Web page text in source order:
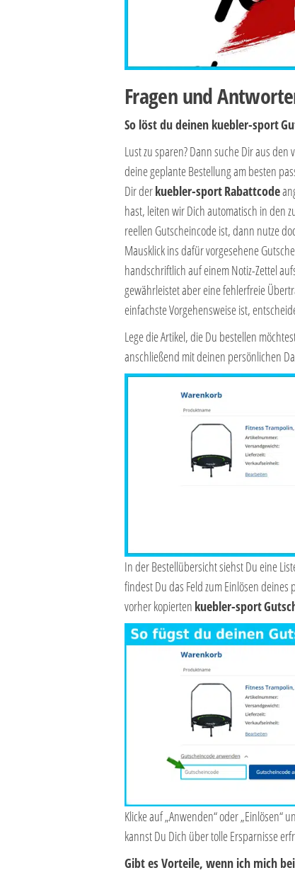
Fragen und
So löst du deinen kuebler-sport
Lust zu sparen? Dann suche Dir aus den
deine geplante Bestellung am besten
Dir derkuebler-sportRabattcode
hast, leiten wir Dich automatisch in den
reellen Gutscheincode ist, dann nutze
Mausklick ins dafür vorgesehene
handschriftlich auf einem Notiz-Zettel
gewährleistet aber eine fehlerfreie
einfachste Vorgehensweise ist,
Lege die Artikel, die Du bestellen
anschließend mit deinen persönlichen
In der Bestellübersicht siehst Du eine
findest Du das Feld zum Einlösen deines
vorher kopierten kuebler-sport
Klicke auf „Anwenden“ oder „Einlösen“
kannst Du Dich über tolle Ersparnisse
Gibt es Vorteile, wenn ich mich